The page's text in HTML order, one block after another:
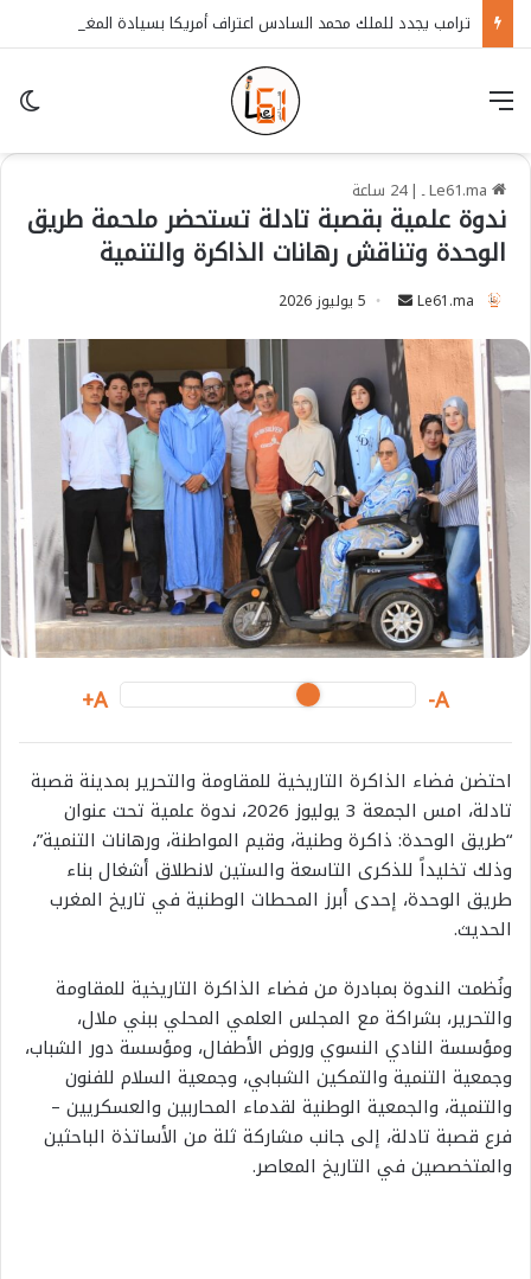
| 24 ساعة
ندوة علمية بقصبة تادلة تستحضر ملحمة طريق
الوحدة وتناقش رهانات الذاكرة والتنمية
Le61.ma
n
a
n
e
m
a
i
l
5 يوليوز 2026
A-
A+
احتضن فضاء الذاكرة التاريخية للمقاومة والتحرير بمدينة قصبة
تادلة، امس الجمعة 3 يوليوز 2026، ندوة علمية تحت عنوان
“طريق الوحدة: ذاكرة وطنية، وقيم المواطنة، ورهانات التنمية”،
وذلك تخليداً للذكرى التاسعة والستين لانطلاق أشغال بناء
طريق الوحدة، إحدى أبرز المحطات الوطنية في تاريخ المغرب
الحديث.
ونُظمت الندوة بمبادرة من فضاء الذاكرة التاريخية للمقاومة
والتحرير، بشراكة مع المجلس العلمي المحلي ببني ملال،
ومؤسسة النادي النسوي وروض الأطفال، ومؤسسة دور الشباب،
وجمعية التنمية والتمكين الشبابي، وجمعية السلام للفنون
والتنمية، والجمعية الوطنية لقدماء المحاربين والعسكريين –
فرع قصبة تادلة، إلى جانب مشاركة ثلة من الأساتذة الباحثين
والمتخصصين في التاريخ المعاصر.